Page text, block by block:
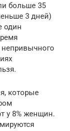
больше 35
3 дней)
один
которые
у 8% женщин.